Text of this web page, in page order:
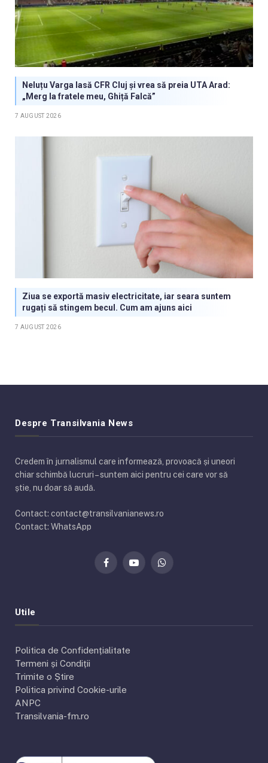
Neluțu Varga lasă CFR Cluj și vrea să preia UTA Arad:
„Merg la fratele meu, Ghiță Falcă”
7 AUGUST 2026
Ziua se exportă masiv electricitate, iar seara suntem
rugați să stingem becul. Cum am ajuns aici
7 AUGUST 2026
Despre Transilvania News
Credem în jurnalismul care informează, provoacă și uneori
chiar schimbă lucruri – suntem aici pentru cei care vor să
știe, nu doar să audă.
Contact: contact@transilvanianews.ro
Contact: WhatsApp
FacebookYouTubeWhatsApp
Utile
Politica de Confidențialitate
Termeni și Condiții
Trimite o Știre
Politica privind Cookie-urile
ANPC
Transilvania-fm.ro